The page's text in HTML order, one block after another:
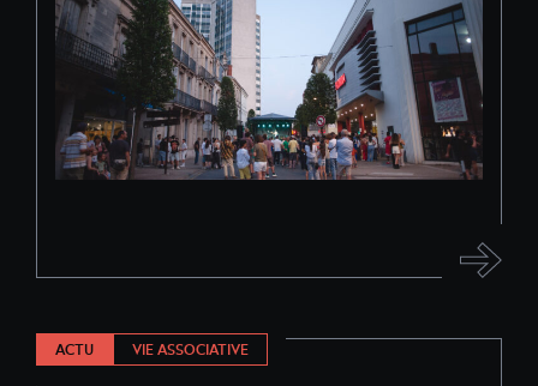
ACTU VIE ASSOCIATIVE